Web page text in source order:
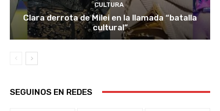
CULTURA
Clara derrota de Milei en la llamada “batalla
cultural”
SEGUINOS EN REDES